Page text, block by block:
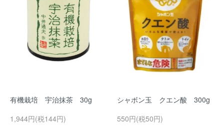
有機栽培 宇治抹茶 30g
1,944円(税144円)
シャボン玉 クエン酸 300g
550円(税50円)